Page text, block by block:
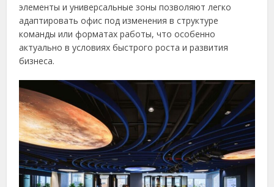
элементы и универсальные зоны позволяют легко
адаптировать офис под изменения в структуре
команды или форматах работы, что особенно
актуально в условиях быстрого роста и развития
бизнеса.